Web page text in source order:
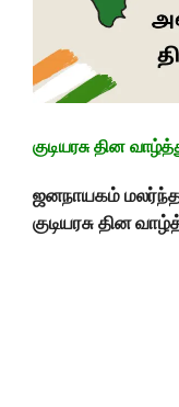
குடியரசு தின
ஜனநாயகம்
குடியரசு தின